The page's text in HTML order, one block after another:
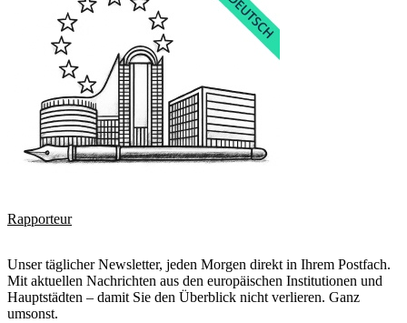
Rapporteur
Unser täglicher Newsletter, jeden Morgen direkt in Ihrem Postfach.
Mit aktuellen Nachrichten aus den europäischen Institutionen und
Hauptstädten – damit Sie den Überblick nicht verlieren. Ganz
umsonst.